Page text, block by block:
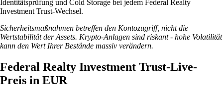
Identitätsprüfung und Cold Storage bei jedem Federal Realty
Investment Trust-Wechsel.
Sicherheitsmaßnahmen betreffen den Kontozugriff, nicht die
Wertstabilität der Assets. Krypto-Anlagen sind riskant - hohe Volatilität
kann den Wert Ihrer Bestände massiv verändern.
Federal Realty Investment Trust-Live-
Preis in EUR